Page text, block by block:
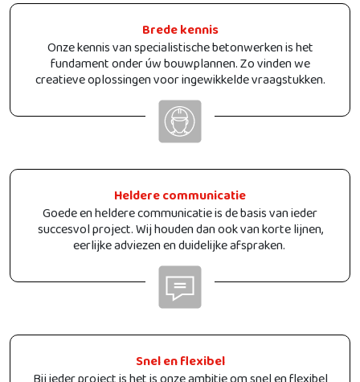
Brede kennis
Onze kennis van specialistische betonwerken is het
fundament onder úw bouwplannen. Zo vinden we
creatieve oplossingen voor ingewikkelde vraagstukken.
Heldere communicatie
Goede en heldere communicatie is de basis van ieder
succesvol project. Wij houden dan ook van korte lijnen,
eerlijke adviezen en duidelijke afspraken.
Snel en flexibel